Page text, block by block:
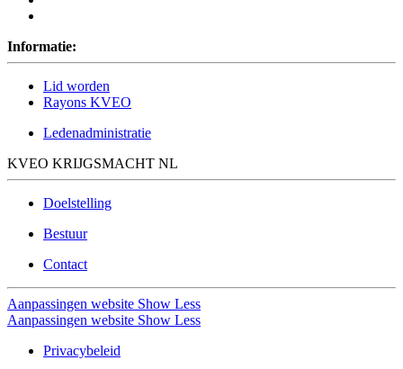
Informatie:
Lid worden
Rayons KVEO
Ledenadministratie
KVEO KRIJGSMACHT NL
Doelstelling
Bestuur
Contact
Aanpassingen website Show Less
Aanpassingen website Show Less
Privacybeleid